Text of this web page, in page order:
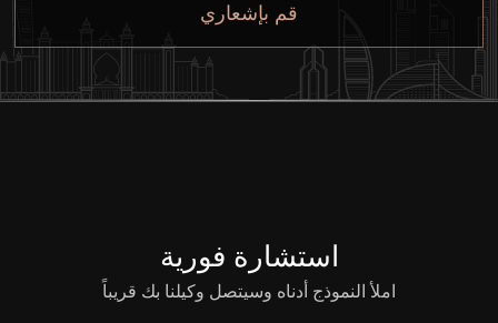
قم بإشعاري
استشارة فورية
املأ النموذج أدناه وسيتصل وكيلنا بك قريباً